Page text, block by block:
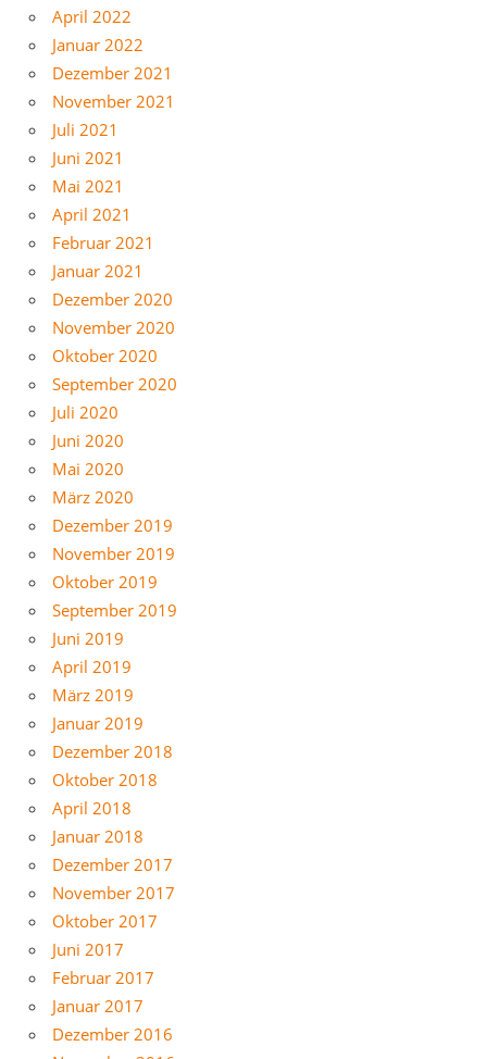
April 2022
Januar 2022
Dezember 2021
November 2021
Juli 2021
Juni 2021
Mai 2021
April 2021
Februar 2021
Januar 2021
Dezember 2020
November 2020
Oktober 2020
September 2020
Juli 2020
Juni 2020
Mai 2020
März 2020
Dezember 2019
November 2019
Oktober 2019
September 2019
Juni 2019
April 2019
März 2019
Januar 2019
Dezember 2018
Oktober 2018
April 2018
Januar 2018
Dezember 2017
November 2017
Oktober 2017
Juni 2017
Februar 2017
Januar 2017
Dezember 2016